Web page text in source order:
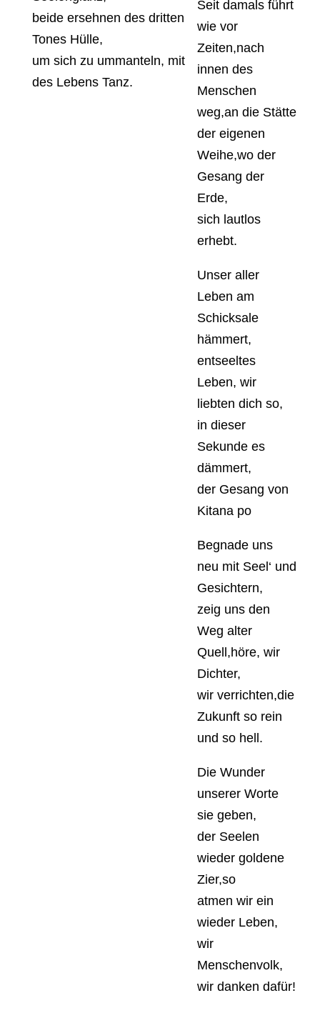
beide ersehnen des dritten
Tones Hülle,
um sich zu ummanteln, mit
des Lebens Tanz.
Seit damals führt
wie vor
Zeiten,nach
innen des
Menschen
weg,an die Stätte
der eigenen
Weihe,wo der
Gesang der
Erde,
sich lautlos
erhebt.
Unser aller
Leben am
Schicksale
hämmert,
entseeltes
Leben, wir
liebten dich so,
in dieser
Sekunde es
dämmert,
der Gesang von
Kitana po
Begnade uns
neu mit Seel‘ und
Gesichtern,
zeig uns den
Weg alter
Quell,höre, wir
Dichter,
wir verrichten,die
Zukunft so rein
und so hell.
Die Wunder
unserer Worte
sie geben,
der Seelen
wieder goldene
Zier,so
atmen wir ein
wieder Leben,
wir
Menschenvolk,
wir danken dafür!